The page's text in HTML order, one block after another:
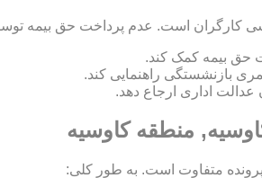
کارگران است. عدم پرداخت حق بیمه
حق بیمه کمک کند.
بازنشستگی راهنمایی کند.
عدالت اداری ارجاع دهد.
منطقه کاوسیه
پرونده متفاوت است. به طور کلی: